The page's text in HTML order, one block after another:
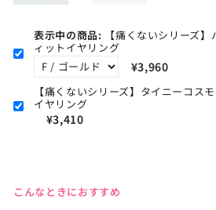
表示中の商品:
【痛くないシリーズ
ィットイヤリング
¥3,960
【痛くないシリーズ】タイニーコス
イヤリング
¥3,410
こんなときにおすすめ